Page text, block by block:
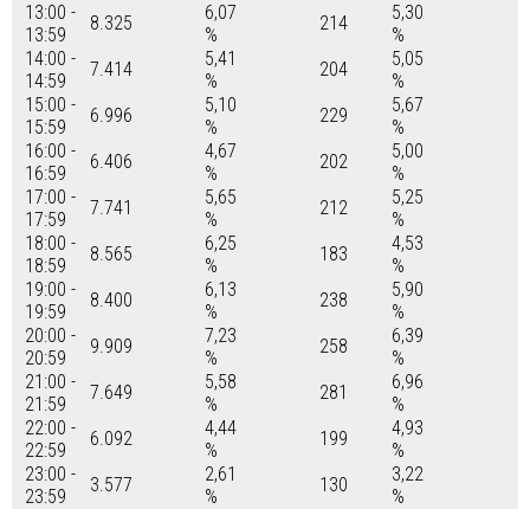
13:00 -
13:59
8.325
6,07
%
214
5,30
%
14:00 -
14:59
7.414
5,41
%
204
5,05
%
15:00 -
15:59
6.996
5,10
%
229
5,67
%
16:00 -
16:59
6.406
4,67
%
202
5,00
%
17:00 -
17:59
7.741
5,65
%
212
5,25
%
18:00 -
18:59
8.565
6,25
%
183
4,53
%
19:00 -
19:59
8.400
6,13
%
238
5,90
%
20:00 -
20:59
9.909
7,23
%
258
6,39
%
21:00 -
21:59
7.649
5,58
%
281
6,96
%
22:00 -
22:59
6.092
4,44
%
199
4,93
%
23:00 -
23:59
3.577
2,61
%
130
3,22
%